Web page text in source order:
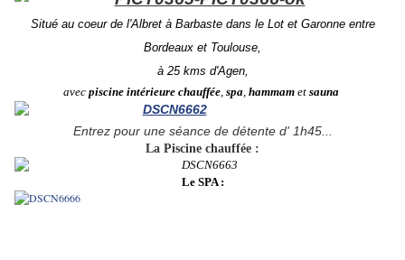
Situé au coeur de l'Albret à Barbaste dans le Lot et Garonne entre
Bordeaux et Toulouse,
à 25 kms d'Agen,
avec piscine intérieure chauffée, spa, hammam et sauna
Entrez pour uneséance de détente d' 1h45...
La Piscine chauffée :
Le SPA :